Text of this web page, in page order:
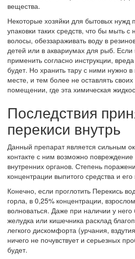
вещества.
Некоторые хозяйки для бытовых нужд
упаковки таких средств, что бы мыть
волосы, обеззараживать воду в
детей или в аквариумах для рыб. Если
применить согласно инструкции,
будет. Но хранить тару с ними нужно
месте, и тем более не оставлять
помещении, где эта химическая
Последствия
перекиси внутрь
Данный препарат является сильным
контакте с ним возможно
внутренних органов. Степень
концентрации выпитого средства и его
Конечно, если проглотить Перекись
горла, в 0,25% концентрации,
волноваться. Даже при наличии у
желудка или кишечника расклад
легкого дискомфорта (урчания,
ничего не почувствует и серьезных
будет.